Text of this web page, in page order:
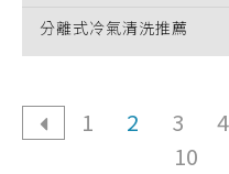
分離式冷氣清洗推薦
1 2 3 4
10